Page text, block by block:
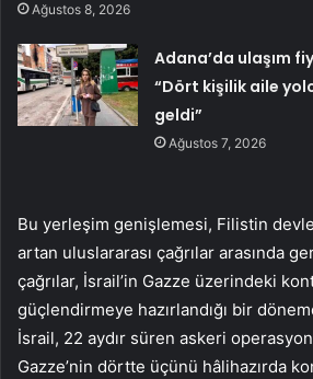
Ağustos 8, 2026
Adana’da ulaşım
“Dört kişilik aile
geldi”
Ağustos 7, 2026
Bu yerleşim genişlemesi, Filistin
artan uluslararası çağrılar arasında
çağrılar, İsrail’in Gazze üzerindeki
güçlendirmeye hazırlandığı bir
İsrail, 22 aydır süren askeri
Gazze’nin dörtte üçünü hâlihazırda